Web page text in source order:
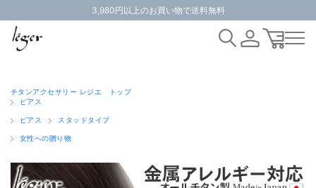
3,980円以上のお買い物で送料無料
チタンアクセサリー レジエ トップ
ピアス
ピアス スタッドタイプ
女性への贈り物